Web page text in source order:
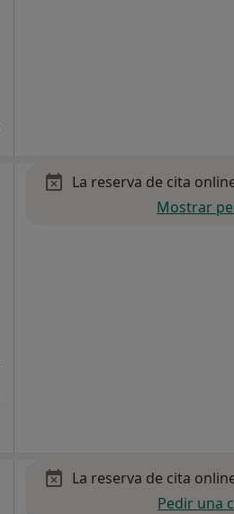
La reserva de cita
Mostrar
La reserva de cita
Pedir una